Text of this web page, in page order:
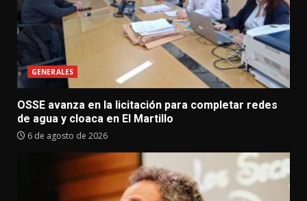
GENERALES
OSSE avanza en la licitación para completar redes
de agua y cloaca en El Martillo
6 de agosto de 2026